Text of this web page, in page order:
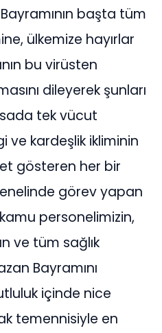
başta tüm
ülkemize hayırlar
bu virüsten
dileyerek şunları
tek vücut
ve kardeşlik ikliminin
gösteren her bir
görev yapan
personelimizin,
ve tüm sağlık
Bayramını
içinde nice
temennisiyle en